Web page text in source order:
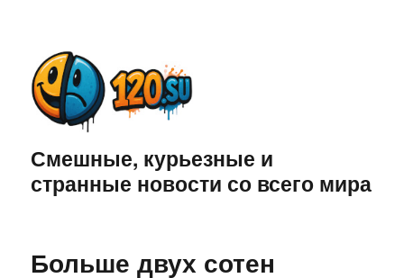
Смешные, курьезные и
странные новости со всего мира
Больше двух сотен